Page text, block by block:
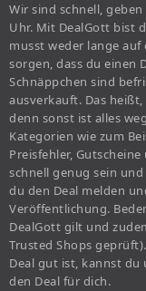
Wir sind schnell,
Uhr. Mit DealGott bist
musst weder lange auf
sorgen, dass du einen
Schnäppchen sind
ausverkauft. Das
denn sonst ist alles
Kategorien wie zum
Preisfehler,
schnell genug sein
du den Deal melden
Veröffentlichung.
DealGott gilt und
Trusted Shops
Deal gut ist, kannst
den Deal für dich.